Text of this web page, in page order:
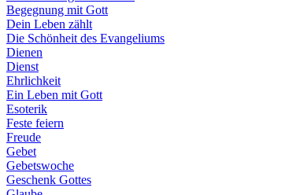
Begegnung mit Gott
Dein Leben zählt
Die Schönheit des Evangeliums
Dienen
Dienst
Ehrlichkeit
Ein Leben mit Gott
Esoterik
Feste feiern
Freude
Gebet
Gebetswoche
Geschenk Gottes